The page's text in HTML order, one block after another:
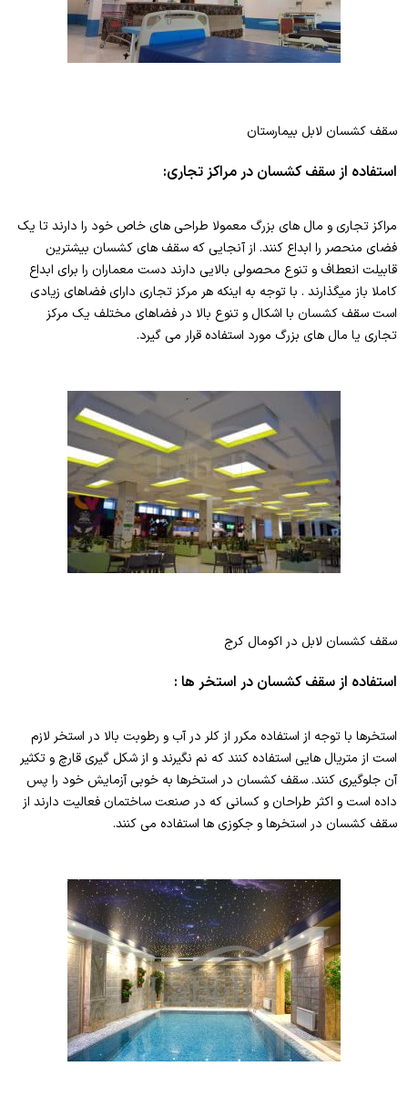
سقف کشسان لابل بیمارستان
استفاده از سقف کشسان در مراکز تجاری:
مراکز تجاری و مال های بزرگ معمولا طراحی های خاص خود را دارند تا یک
فضای منحصر را ابداع کنند. از آنجایی که سقف های کشسان بیشترین
قابیلت انعطاف و تنوع محصولی بالایی دارند دست معماران را برای ابداع
کاملا باز میگذارند . با توجه به اینکه هر مرکز تجاری دارای فضاهای زیادی
است سقف کشسان با اشکال و تنوع بالا در فضاهای مختلف یک مرکز
تجاری یا مال های بزرگ مورد استفاده قرار می گیرد.
سقف کشسان لابل در اکومال کرج
استفاده از سقف کشسان در استخر ها :
استخرها با توجه از استفاده مکرر از کلر در آب و رطوبت بالا در استخر لازم
است از متریال هایی استفاده کنند که نم نگیرند و از شکل گیری قارچ و تکثیر
آن جلوگیری کنند. سقف کشسان در استخرها به خوبی آزمایش خود را پس
داده است و اکثر طراحان و کسانی که در صنعت ساختمان فعالیت دارند از
سقف کشسان در استخرها و جکوزی ها استفاده می کنند.